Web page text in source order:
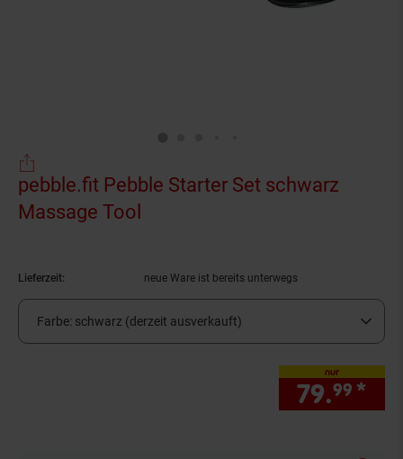
pebble.fit Pebble Starter Set schwarz
Massage Tool
Lieferzeit: neue Ware ist bereits unterwegs
Farbe: schwarz (derzeit ausverkauft)
nur
79.99 *